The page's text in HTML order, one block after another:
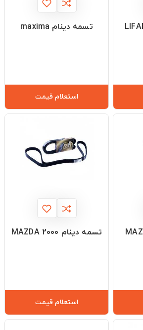
تسمه دینام maxima
استعلام قیمت
تسمه دینام MAZDA 2000
استعلام قیمت